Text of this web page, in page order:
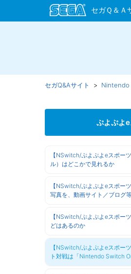
セガQ&Aサイト Nintendo
ぷよぷよ
【NSwitch/ぷよぷよeスポー
ル）はどこかで見れるか
【NSwitch/ぷよぷよeスポー
写真を、動画サイト／ブログ
【NSwitch/ぷよぷよeスポー
どはあるのか
【NSwitch/ぷよぷよeスポー
ト対戦は「Nintendo Switch